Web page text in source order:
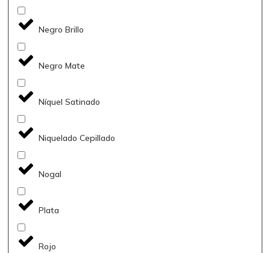
Negro Brillo
Negro Mate
Níquel Satinado
Niquelado Cepillado
Nogal
Plata
Rojo